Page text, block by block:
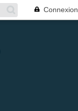
Connexion